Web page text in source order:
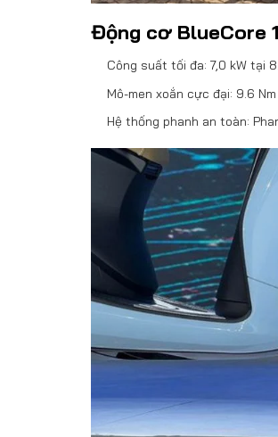
Động cơ BlueCore
Công suất tối đa: 7,0 kW tại
Mô-men xoắn cực đại: 9.6
Hệ thống phanh an toàn: